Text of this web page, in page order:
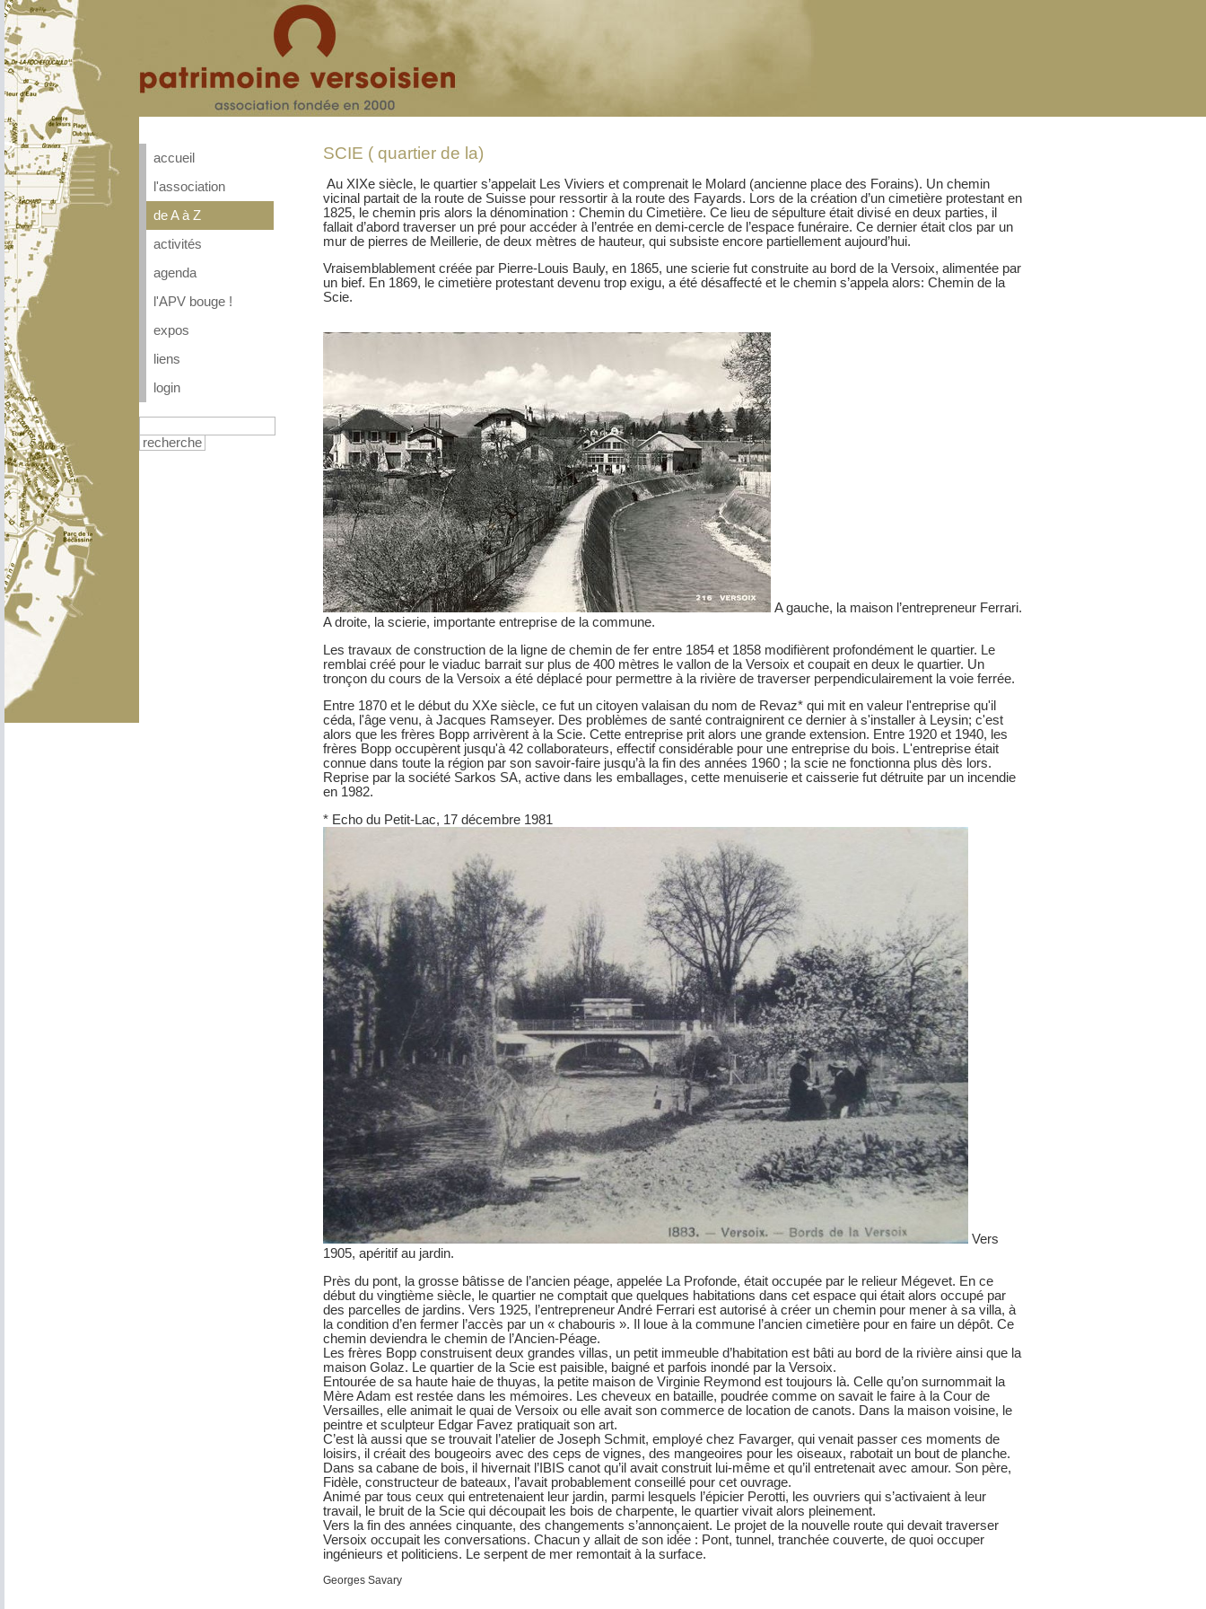
accueil
l'association
de A à Z
activités
agenda
l'APV bouge !
expos
liens
login
recherche
SCIE ( quartier de la)
Au XIXe siècle, le quartier s’appelait Les Viviers et comprenait le Molard (ancienne place des Forains). Un chemin
vicinal partait de la route de Suisse pour ressortir à la route des Fayards. Lors de la création d’un cimetière protestant en
1825, le chemin pris alors la dénomination : Chemin du Cimetière. Ce lieu de sépulture était divisé en deux parties, il
fallait d’abord traverser un pré pour accéder à l’entrée en demi-cercle de l’espace funéraire. Ce dernier était clos par un
mur de pierres de Meillerie, de deux mètres de hauteur, qui subsiste encore partiellement aujourd’hui.
Vraisemblablement créée par Pierre-Louis Bauly, en 1865, une scierie fut construite au bord de la Versoix, alimentée par
un bief. En 1869, le cimetière protestant devenu trop exigu, a été désaffecté et le chemin s’appela alors: Chemin de la
Scie.
A gauche, la maison l’entrepreneur Ferrari.
A droite, la scierie, importante entreprise de la commune.
Les travaux de construction de la ligne de chemin de fer entre 1854 et 1858 modifièrent profondément le quartier. Le
remblai créé pour le viaduc barrait sur plus de 400 mètres le vallon de la Versoix et coupait en deux le quartier. Un
tronçon du cours de la Versoix a été déplacé pour permettre à la rivière de traverser perpendiculairement la voie ferrée.
Entre 1870 et le début du XXe siècle, ce fut un citoyen valaisan du nom de Revaz* qui mit en valeur l'entreprise qu'il
céda, l'âge venu, à Jacques Ramseyer. Des problèmes de santé contraignirent ce dernier à s'installer à Leysin; c'est
alors que les frères Bopp arrivèrent à la Scie. Cette entreprise prit alors une grande extension. Entre 1920 et 1940, les
frères Bopp occupèrent jusqu'à 42 collaborateurs, effectif considérable pour une entreprise du bois. L'entreprise était
connue dans toute la région par son savoir-faire jusqu’à la fin des années 1960 ; la scie ne fonctionna plus dès lors.
Reprise par la société Sarkos SA, active dans les emballages, cette menuiserie et caisserie fut détruite par un incendie
en 1982.
* Echo du Petit-Lac, 17 décembre 1981
Vers
1905, apéritif au jardin.
Près du pont, la grosse bâtisse de l’ancien péage, appelée La Profonde, était occupée par le relieur Mégevet. En ce
début du vingtième siècle, le quartier ne comptait que quelques habitations dans cet espace qui était alors occupé par
des parcelles de jardins. Vers 1925, l’entrepreneur André Ferrari est autorisé à créer un chemin pour mener à sa villa, à
la condition d’en fermer l’accès par un « chabouris ». Il loue à la commune l’ancien cimetière pour en faire un dépôt. Ce
chemin deviendra le chemin de l’Ancien-Péage.
Les frères Bopp construisent deux grandes villas, un petit immeuble d’habitation est bâti au bord de la rivière ainsi que la
maison Golaz. Le quartier de la Scie est paisible, baigné et parfois inondé par la Versoix.
Entourée de sa haute haie de thuyas, la petite maison de Virginie Reymond est toujours là. Celle qu’on surnommait la
Mère Adam est restée dans les mémoires. Les cheveux en bataille, poudrée comme on savait le faire à la Cour de
Versailles, elle animait le quai de Versoix ou elle avait son commerce de location de canots. Dans la maison voisine, le
peintre et sculpteur Edgar Favez pratiquait son art.
C’est là aussi que se trouvait l’atelier de Joseph Schmit, employé chez Favarger, qui venait passer ces moments de
loisirs, il créait des bougeoirs avec des ceps de vignes, des mangeoires pour les oiseaux, rabotait un bout de planche.
Dans sa cabane de bois, il hivernait l’IBIS canot qu’il avait construit lui-même et qu’il entretenait avec amour. Son père,
Fidèle, constructeur de bateaux, l’avait probablement conseillé pour cet ouvrage.
Animé par tous ceux qui entretenaient leur jardin, parmi lesquels l’épicier Perotti, les ouvriers qui s’activaient à leur
travail, le bruit de la Scie qui découpait les bois de charpente, le quartier vivait alors pleinement.
Vers la fin des années cinquante, des changements s’annonçaient. Le projet de la nouvelle route qui devait traverser
Versoix occupait les conversations. Chacun y allait de son idée : Pont, tunnel, tranchée couverte, de quoi occuper
ingénieurs et politiciens. Le serpent de mer remontait à la surface.
Georges Savary